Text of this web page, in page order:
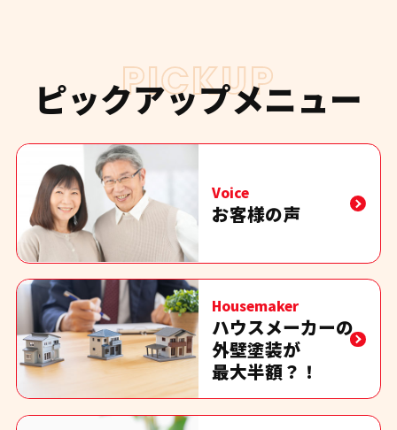
PICKUP
ピックアップメニュー
Voice
お客様の声
Housemaker
ハウスメーカーの
外壁塗装が
最大半額？！